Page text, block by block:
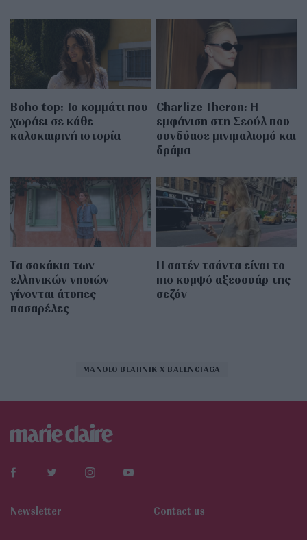
Boho top: Το κομμάτι που
χωράει σε κάθε
καλοκαιρινή ιστορία
Charlize Theron: Η
εμφάνιση στη Σεούλ που
συνδύασε μινιμαλισμό και
δράμα
Τα σοκάκια των
ελληνικών νησιών
γίνονται άτυπες
πασαρέλες
Η σατέν τσάντα είναι το
πιο κομψό αξεσουάρ της
σεζόν
MANOLO BLAHNIK X BALENCIAGA
Newsletter Contact us